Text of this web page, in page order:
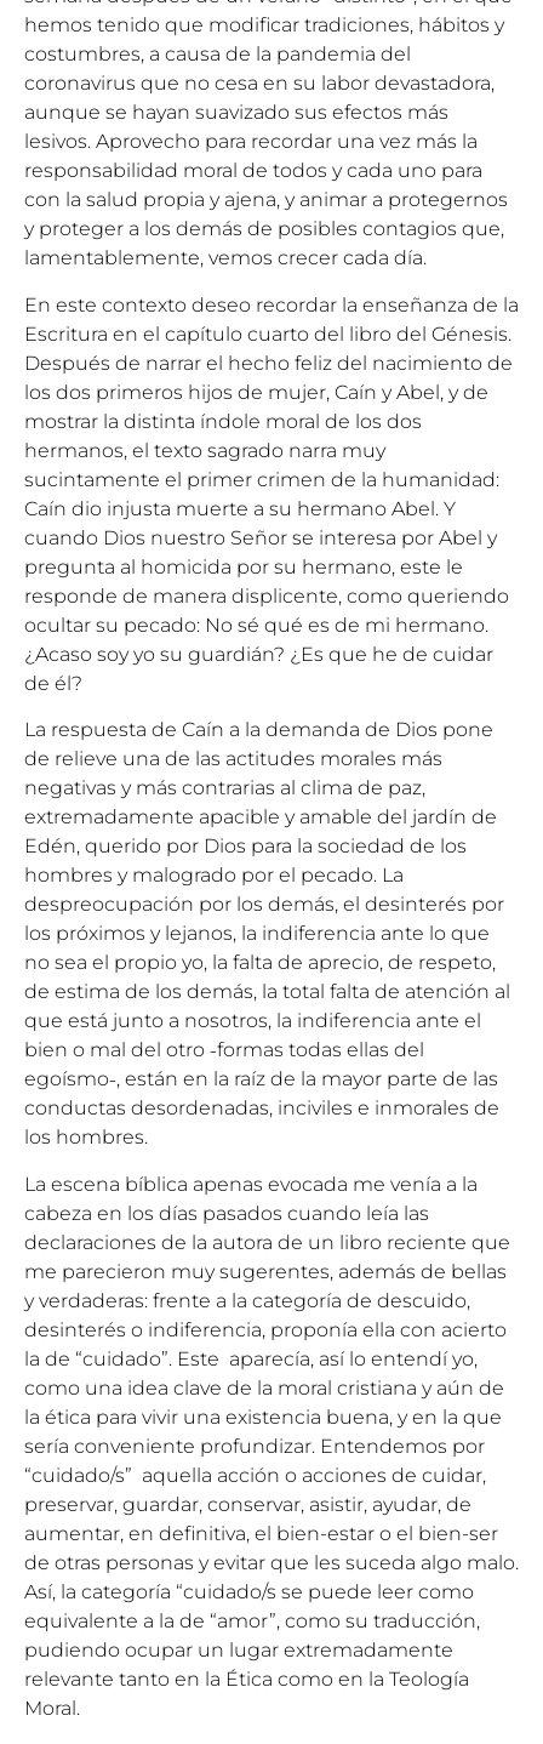
hemos tenido que modificar tradiciones, hábitos y
costumbres, a causa de la pandemia del
coronavirus que no cesa en su labor devastadora,
aunque se hayan suavizado sus efectos más
lesivos. Aprovecho para recordar una vez más la
responsabilidad moral de todos y cada uno para
con la salud propia y ajena, y animar a protegernos
y proteger a los demás de posibles contagios que,
lamentablemente, vemos crecer cada día.
En este contexto deseo recordar la enseñanza de la
Escritura en el capítulo cuarto del libro del Génesis.
Después de narrar el hecho feliz del nacimiento de
los dos primeros hijos de mujer, Caín y Abel, y de
mostrar la distinta índole moral de los dos
hermanos, el texto sagrado narra muy
sucintamente el primer crimen de la humanidad:
Caín dio injusta muerte a su hermano Abel. Y
cuando Dios nuestro Señor se interesa por Abel y
pregunta al homicida por su hermano, este le
responde de manera displicente, como queriendo
ocultar su pecado: No sé qué es de mi hermano.
¿Acaso soy yo su guardián? ¿Es que he de cuidar
de él?
La respuesta de Caín a la demanda de Dios pone
de relieve una de las actitudes morales más
negativas y más contrarias al clima de paz,
extremadamente apacible y amable del jardín de
Edén, querido por Dios para la sociedad de los
hombres y malogrado por el pecado. La
despreocupación por los demás, el desinterés por
los próximos y lejanos, la indiferencia ante lo que
no sea el propio yo, la falta de aprecio, de respeto,
de estima de los demás, la total falta de atención al
que está junto a nosotros, la indiferencia ante el
bien o mal del otro ˗formas todas ellas del
egoísmo˗, están en la raíz de la mayor parte de las
conductas desordenadas, inciviles e inmorales de
los hombres.
La escena bíblica apenas evocada me venía a la
cabeza en los días pasados cuando leía las
declaraciones de la autora de un libro reciente que
me parecieron muy sugerentes, además de bellas
y verdaderas: frente a la categoría de descuido,
desinterés o indiferencia, proponía ella con acierto
la de “cuidado”. Este aparecía, así lo entendí yo,
como una idea clave de la moral cristiana y aún de
la ética para vivir una existencia buena, y en la que
sería conveniente profundizar. Entendemos por
“cuidado/s” aquella acción o acciones de cuidar,
preservar, guardar, conservar, asistir, ayudar, de
aumentar, en definitiva, el bien-estar o el bien-ser
de otras personas y evitar que les suceda algo malo.
Así, la categoría “cuidado/s se puede leer como
equivalente a la de “amor”, como su traducción,
pudiendo ocupar un lugar extremadamente
relevante tanto en la Ética como en la Teología
Moral.